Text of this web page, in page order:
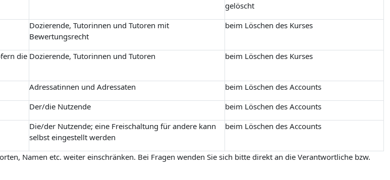
gelöscht
Dozierende, Tutorinnen und Tutoren mit
Bewertungsrecht
beim Löschen des Kurses
die Dozierende, Tutorinnen und Tutoren beim Löschen des Kurses
Adressatinnen und Adressaten
beim Löschen des Accounts
Der/die Nutzende
beim Löschen des Accounts
Die/der Nutzende; eine Freischaltung für andere kann
selbst eingestellt werden
beim Löschen des Accounts
Namen etc. weiter einschränken. Bei Fragen wenden Sie sich bitte direkt an die Verantwortliche bzw.